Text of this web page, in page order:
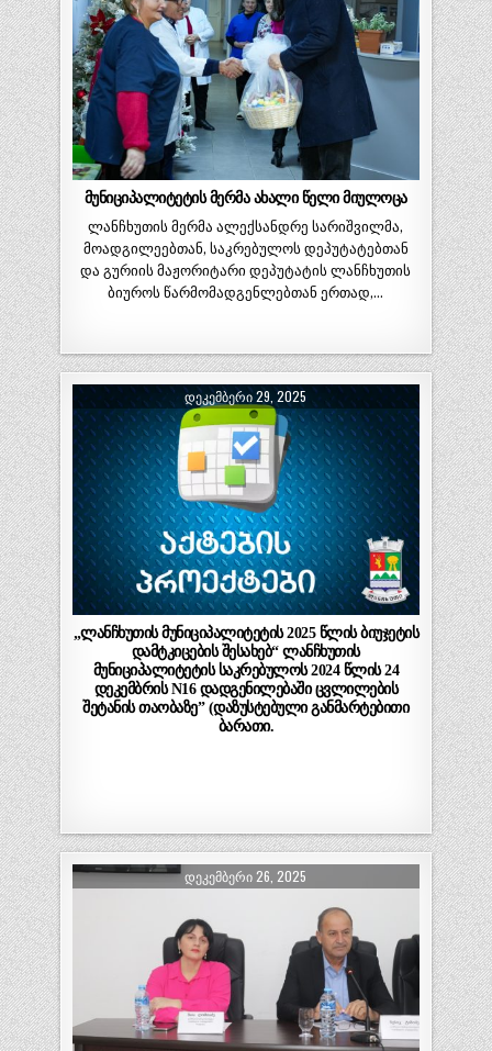
მუნიციპალიტეტის მერმა ახალი წელი მიულოცა
ლანჩხუთის მერმა ალექსანდრე სარიშვილმა,
მოადგილეებთან, საკრებულოს დეპუტატებთან
და გურიის მაჟორიტარი დეპუტატის ლანჩხუთის
ბიუროს წარმომადგენლებთან ერთად,…
ᲓᲔᲙᲔᲛᲑᲔᲠᲘ 29, 2025
„ლანჩხუთის მუნიციპალიტეტის 2025 წლის ბიუჯეტის
დამტკიცების შესახებ“ ლანჩხუთის
მუნიციპალიტეტის საკრებულოს 2024 წლის 24
დეკემბრის N16 დადგენილებაში ცვლილების
შეტანის თაობაზე” (დაზუსტებული განმარტებითი
ბარათი.
ᲓᲔᲙᲔᲛᲑᲔᲠᲘ 26, 2025